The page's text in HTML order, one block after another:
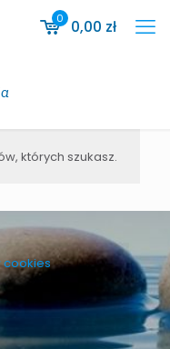
0 0,00 zł
których szukasz.
cookies